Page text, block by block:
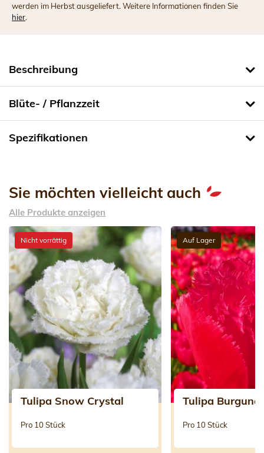
werden im Herbst ausgeliefert. Weitere Informationen finden Sie
hier.
Beschreibung
Blüte- / Pflanzzeit
Spezifikationen
Sie möchten vielleicht auch
Alle Produkte anzeigen
Nicht vorrättig
Tulipa Snow Crystal
Pro 10 Stück
Auf Lager
Tulipa
Pro 10 Stück